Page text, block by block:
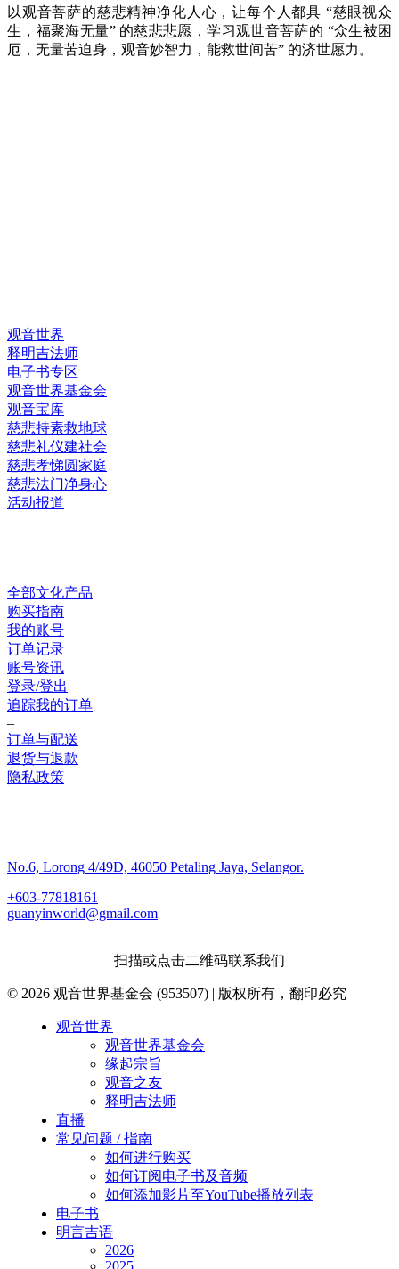
以观音菩萨的慈悲精神净化人心，让每个人都具 “慈眼视众
生，福聚海无量” 的慈悲悲愿，学习观世音菩萨的 “众生被困
厄，无量苦迫身，观音妙智力，能救世间苦” 的济世愿力。
观音世界
释明吉法师
电子书专区
观音世界基金会
观音宝库
慈悲持素救地球
慈悲礼仪建社会
慈悲孝悌圆家庭
慈悲法门净身心
活动报道
全部文化产品
购买指南
我的账号
订单记录
账号资讯
登录/登出
追踪我的订单
–
订单与配送
退货与退款
隐私政策
No.6, Lorong 4/49D, 46050 Petaling Jaya, Selangor.
+603-77818161
guanyinworld@gmail.com
扫描或点击二维码联系我们
© 2026 观音世界基金会 (953507) | 版权所有，翻印必究
观音世界
观音世界基金会
缘起宗旨
观音之友
释明吉法师
直播
常见问题 / 指南
如何进行购买
如何订阅电子书及音频
如何添加影片至YouTube播放列表
电子书
明言吉语
2026